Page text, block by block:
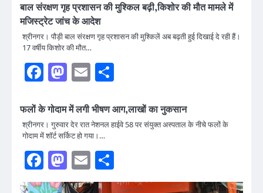
बाल संरक्षण गृह प्रशासन की मुश्किल बढ़ी,किशोर की मौत मामले में
मजिस्ट्रेट जांच के आदेश
श्रीनगर। पौड़ी बाल संरक्षण गृह प्रशासन की मुश्किलें अब बढ़ती हुई दिखाई दे रही हैं।
17 वर्षीय किशोर की मौत…
Facebook
Mastodon
Email
फलों के गोदाम में लगी भीषण आग,लाखों का नुकसान
श्रीनगर। गुरुवार देर रात नेशनल हाईवे 58 पर संयुक्त अस्पताल के नीचे फलों के
गोदाम में शॉर्ट सर्किट हो गया।…
Facebook
Mastodon
Email